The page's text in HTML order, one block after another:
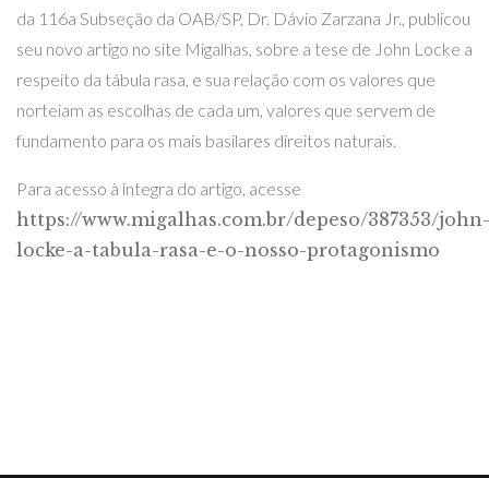
da 116a Subseção da OAB/SP, Dr. Dávio Zarzana Jr., publicou
seu novo artigo no site Migalhas, sobre a tese de John Locke a
respeito da tábula rasa, e sua relação com os valores que
norteiam as escolhas de cada um, valores que servem de
fundamento para os mais basilares direitos naturais.
Para acesso à integra do artigo, acesse
https://www.migalhas.com.br/depeso/387353/john-
locke-a-tabula-rasa-e-o-nosso-protagonismo